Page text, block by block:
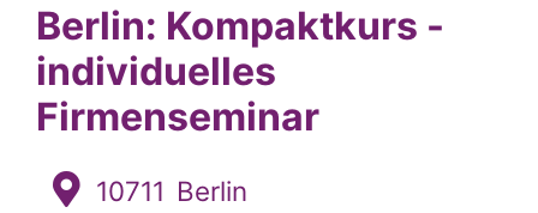
Berlin: Kompaktkurs -
individuelles
Firmenseminar
10711 Berlin